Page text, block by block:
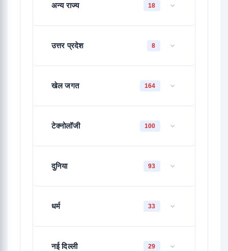
अन्य राज्य 18
उत्तर प्रदेश 8
खेल जगत 164
टेक्नोलॉजी 100
दुनिया 93
धर्म 33
नई दिल्ली 29